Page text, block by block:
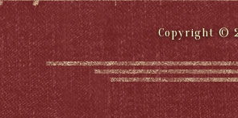
Copyright ©